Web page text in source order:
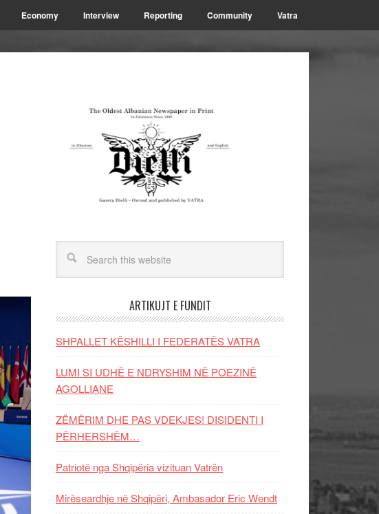
Economy Interview Reporting Community Vatra
ARTIKUJT E FUNDIT
SHPALLET KËSHILLI I FEDERATËS VATRA
LUMI SI UDHË E NDRYSHIM NË POEZINË
AGOLLIANE
ZËMËRIM DHE PAS VDEKJES! DISIDENTI I
PËRHERSHËM…
Patriotë nga Shqipëria vizituan Vatrën
Mirëseardhje në Shqipëri, Ambasador Eric Wendt